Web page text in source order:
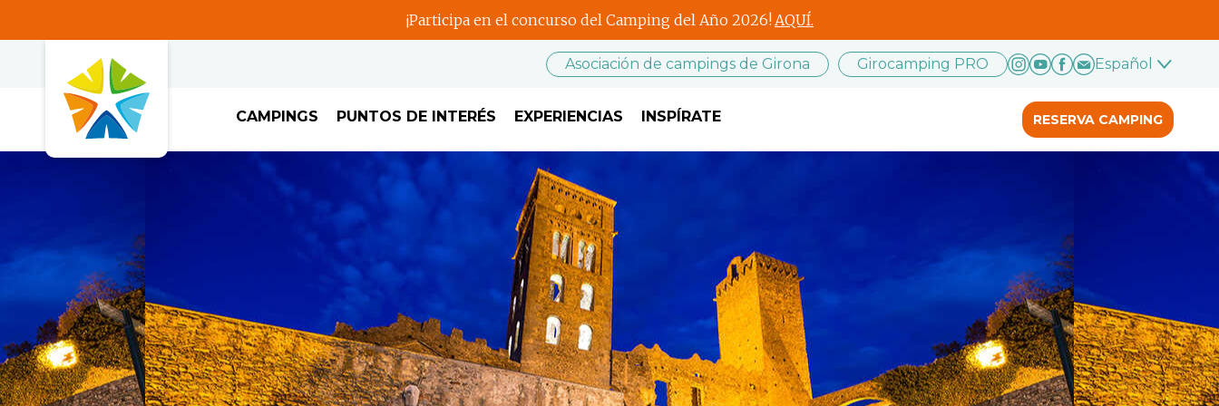
¡Participa en el concurso del Camping del Año 2026!AQUÍ.
Asociación de campings de Girona Girocamping PRO Español
CAMPINGS PUNTOS DE INTERÉS EXPERIENCIAS INSPÍRATE RESERVA CAMPING